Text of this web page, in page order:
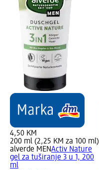
4,50 KM
200 ml (2,25 KM za 100 ml)
alverde MENActiv Nature
gel za tuširanje 3 u 1, 200
ml